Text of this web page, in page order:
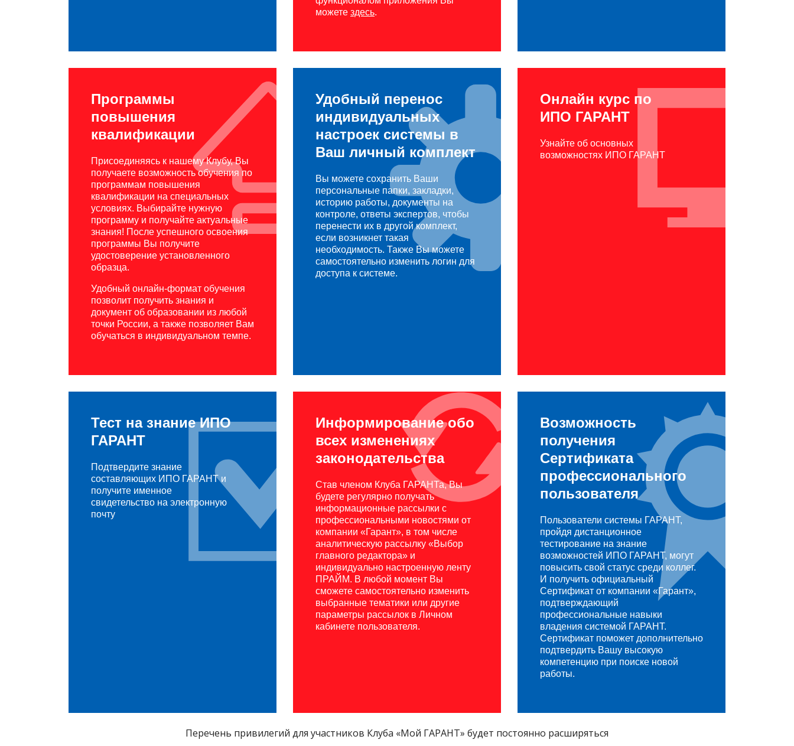
можете здесь.
Программы
повышения
квалификации
Присоединяясь к нашему Клубу, Вы
получаете возможность обучения по
программам повышения
квалификации на специальных
условиях. Выбирайте нужную
программу и получайте актуальные
знания! После успешного освоения
программы Вы получите
удостоверение установленного
образца.
Удобный онлайн-формат обучения
позволит получить знания и
документ об образовании из любой
точки России, а также позволяет Вам
обучаться в индивидуальном темпе.
Удобный перенос
индивидуальных
настроек системы в
Ваш личный комплект
Вы можете сохранить Ваши
персональные папки, закладки,
историю работы, документы на
контроле, ответы экспертов, чтобы
перенести их в другой комплект,
если возникнет такая
необходимость. Также Вы можете
самостоятельно изменить логин для
доступа к системе.
Онлайн курс по
ИПО ГАРАНТ
Узнайте об основных
возможностях ИПО ГАРАНТ
Тест на знание ИПО
ГАРАНТ
Подтвердите знание
составляющих ИПО ГАРАНТ и
получите именное
свидетельство на электронную
почту
Информирование обо
всех изменениях
законодательства
Став членом Клуба ГАРАНТа, Вы
будете регулярно получать
информационные рассылки с
профессиональными новостями от
компании «Гарант», в том числе
аналитическую рассылку «Выбор
главного редактора» и
индивидуально настроенную ленту
ПРАЙМ. В любой момент Вы
сможете самостоятельно изменить
выбранные тематики или другие
параметры рассылок в Личном
кабинете пользователя.
Возможность
получения
Сертификата
профессионального
пользователя
Пользователи системы ГАРАНТ,
пройдя дистанционное
тестирование на знание
возможностей ИПО ГАРАНТ, могут
повысить свой статус среди коллег.
И получить официальный
Сертификат от компании «Гарант»,
подтверждающий
профессиональные навыки
владения системой ГАРАНТ.
Сертификат поможет дополнительно
подтвердить Вашу высокую
компетенцию при поиске новой
работы.
Перечень привилегий для участников Клуба «Мой ГАРАНТ» будет постоянно расширяться